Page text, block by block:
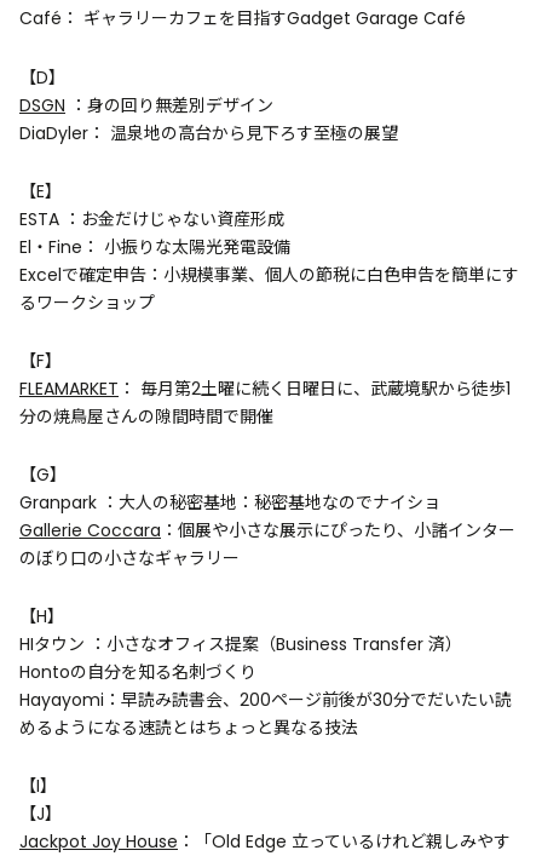
Café： ギャラリーカフェを目指すGadget Garage Café
【D】
DSGN ：身の回り無差別デザイン
DiaDyler： 温泉地の高台から見下ろす至極の展望
【E】
ESTA ：お金だけじゃない資産形成
El・Fine： 小振りな太陽光発電設備
Excelで確定申告：小規模事業、個人の節税に白色申告を簡単にす
るワークショップ
【F】
FLEAMARKET ： 毎月第2土曜に続く日曜日に、武蔵境駅から徒歩1
分の焼鳥屋さんの隙間時間で開催
【G】
Granpark ：大人の秘密基地：秘密基地なのでナイショ
Gallerie Coccara ：個展や小さな展示にぴったり、小諸インター
のぼり口の小さなギャラリー
【H】
HIタウン ：小さなオフィス提案（Business Transfer 済）
Hontoの自分を知る名刺づくり
Hayayomi：早読み読書会、200ページ前後が30分でだいたい読
めるようになる速読とはちょっと異なる技法
【I】
【J】
Jackpot Joy House ：「Old Edge 立っているけれど親しみやす